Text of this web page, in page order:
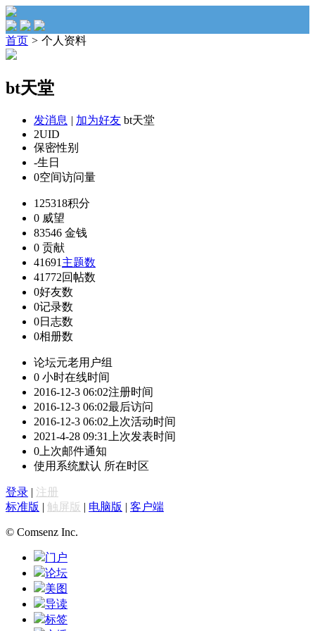
首页 > 个人资料
bt天堂
发消息 | 加为好友 bt天堂
2UID
保密性别
-生日
0空间访问量
125318积分
0 威望
83546 金钱
0 贡献
41691 主题数
41772回帖数
0好友数
0记录数
0日志数
0相册数
论坛元老用户组
0 小时在线时间
2016-12-3 06:02注册时间
2016-12-3 06:02最后访问
2016-12-3 06:02 上次活动时间
2021-4-28 09:31
上次发表时间
0 上次邮件通知
使用系统默认 所在时区
登录 | 注册
标准版 | 触屏版 | 电脑版 | 客户端
© Comsenz Inc.
门户
论坛
美图
导读
标签